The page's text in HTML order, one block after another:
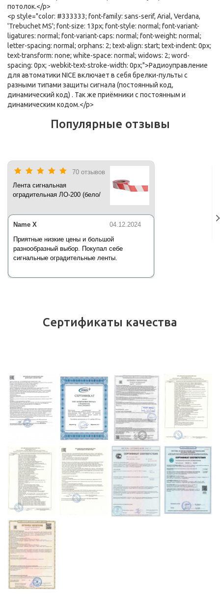
потолок.</p>
<p style="color: #333333; font-family: sans-serif, Arial, Verdana,
'Trebuchet MS'; font-size: 13px; font-style: normal; font-variant-
ligatures: normal; font-variant-caps: normal; font-weight: normal;
letter-spacing: normal; orphans: 2; text-align: start; text-indent: 0px;
text-transform: none; white-space: normal; widows: 2; word-
spacing: 0px; -webkit-text-stroke-width: 0px;">Радиоуправление
для автоматики NICE включает в себя брелки-пульты с
разными типами защиты сигнала (постоянный код,
динамический код) . Так же приёмники с постоянным и
динамическим кодом.</p>
Популярные отзывы
70 отзывов
Лента сигнальная
оградительная ЛО-200 (бело/
04.12.2024
Name X
Приятные низкие цены и большой
разнообразный выбор. Покупал себе
сигнальные оградительные ленты.
Сертификаты качества